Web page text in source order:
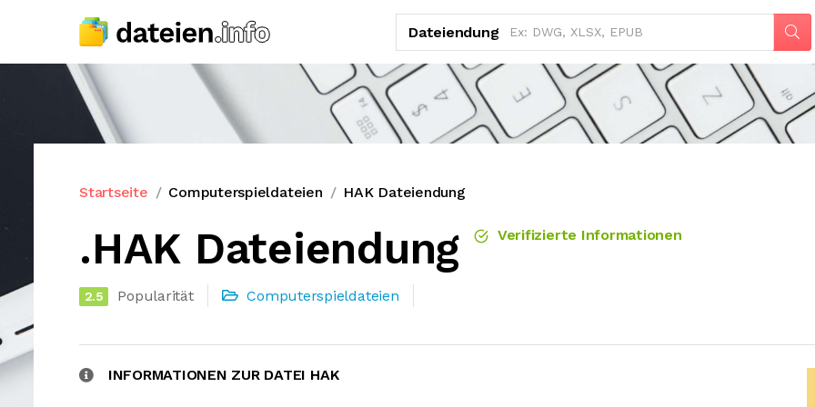
Dateiendung
Startseite Computerspieldateien HAK Dateiendung
.HAK Dateiendung Verifizierte Informationen
2.5 Popularität Computerspieldateien
INFORMATIONEN ZUR DATEI HAK